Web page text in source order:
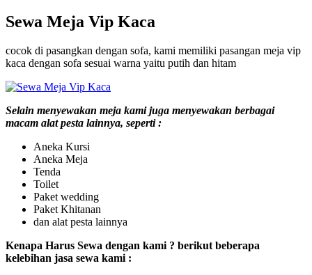
Sewa Meja Vip Kaca
cocok di pasangkan dengan sofa, kami memiliki pasangan meja vip
kaca dengan sofa sesuai warna yaitu putih dan hitam
Selain menyewakan meja kami juga menyewakan berbagai
macam alat pesta lainnya, seperti :
Aneka Kursi
Aneka Meja
Tenda
Toilet
Paket wedding
Paket Khitanan
dan alat pesta lainnya
Kenapa Harus Sewa dengan kami ? berikut beberapa
kelebihan jasa sewa kami :